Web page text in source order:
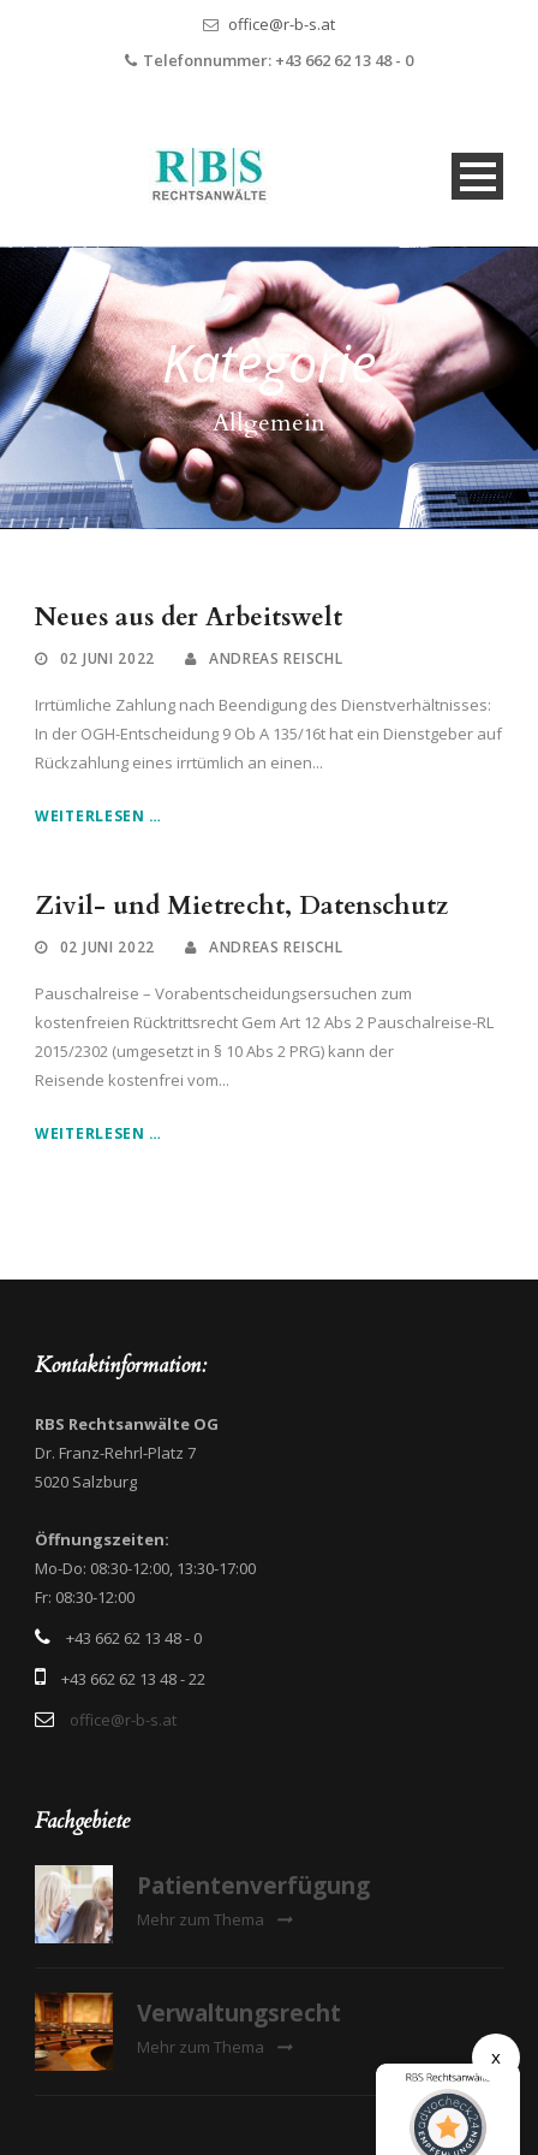
x
office@r-b-s.at
Telefonnummer: +43 662 62 13 48 - 0
Kategorie
Allgemein
Neues aus der Arbeitswelt
02 JUNI 2022 ANDREAS REISCHL
Irrtümliche Zahlung nach Beendigung des Dienstverhältnisses:
In der OGH-Entscheidung 9 Ob A 135/16t hat ein Dienstgeber auf
Rückzahlung eines irrtümlich an einen...
WEITERLESEN …
Zivil- und Mietrecht, Datenschutz
02 JUNI 2022 ANDREAS REISCHL
Pauschalreise – Vorabentscheidungsersuchen zum
kostenfreien Rücktrittsrecht Gem Art 12 Abs 2 Pauschalreise-RL
2015/2302 (umgesetzt in § 10 Abs 2 PRG) kann der
Reisende kostenfrei vom...
WEITERLESEN …
Kontaktinformation:
RBS Rechtsanwälte OG
Dr. Franz-Rehrl-Platz 7
5020 Salzburg
Öffnungszeiten:
Mo-Do: 08:30-12:00, 13:30-17:00
Fr: 08:30-12:00
+43 662 62 13 48 - 0
+43 662 62 13 48 - 22
office@r-b-s.at
Fachgebiete
Patientenverfügung
Mehr zum Thema
Verwaltungsrecht
Mehr zum Thema